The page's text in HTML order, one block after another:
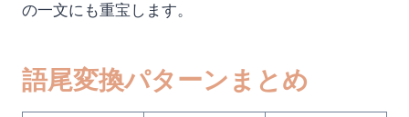
の一文にも重宝します。
語尾変換パターンまとめ